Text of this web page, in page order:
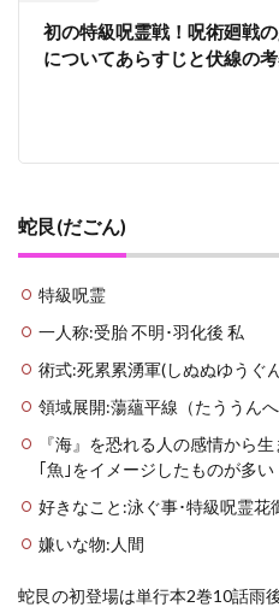
3.3
累湧
ゆう
4
め
初の特級呪霊戦！呪術廻戦
についてあらすじと伏線の
蛇艮(だごん)
特級呪霊
一人称:受胎 不明･羽化後 私
術式:死累累湧軍(しぬぬゆうぐ
領域展開:蕩蘊平線（たううんへ
『海』を恐れる人の感情から
｢魚｣をイメージしたものが多い
好きなこと:泳ぐ事･特級呪霊花
嫌いな物:人間
蛇艮の初登場は単行本2巻10話雨